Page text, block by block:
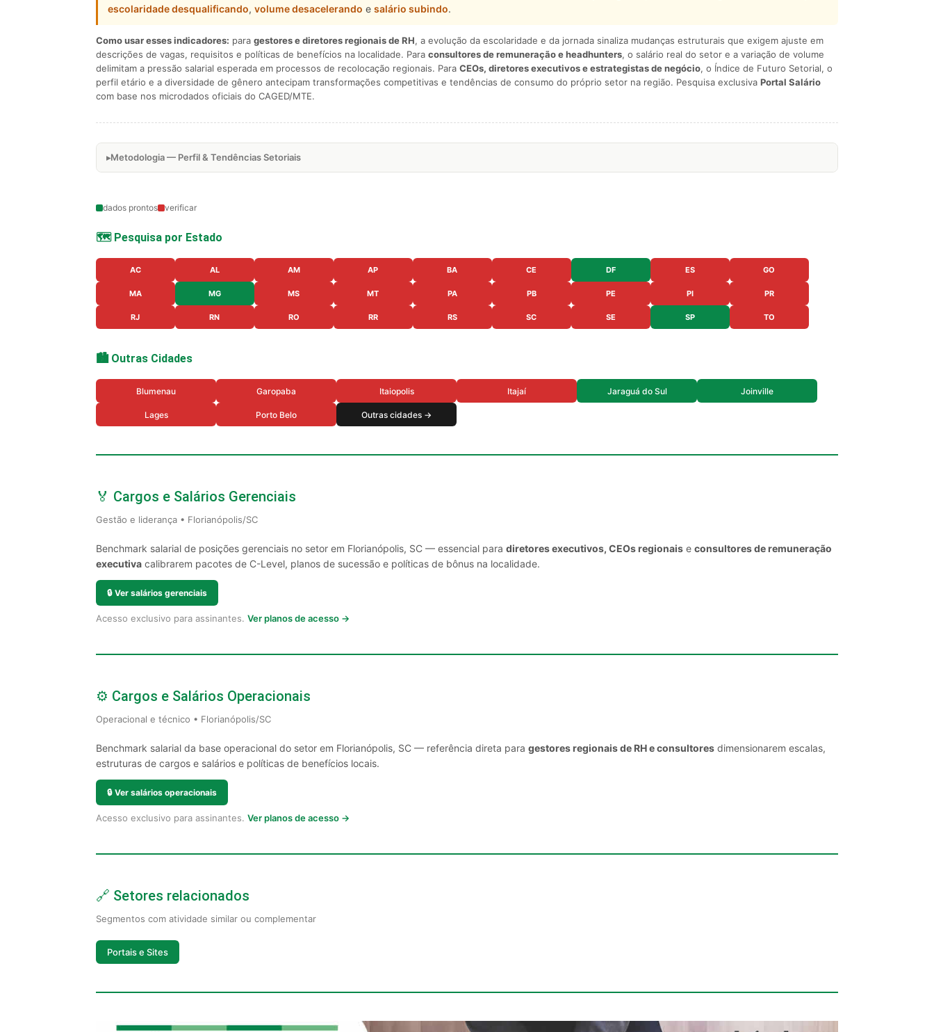
escolaridade desqualificando, volume desacelerando e salário subindo.
Como usar esses indicadores: para gestores e diretores regionais de RH, a evolução da escolaridade e da jornada sinaliza mudanças estruturais que exigem ajuste em
descrições de vagas, requisitos e políticas de benefícios na localidade. Para consultores de remuneração e headhunters, o salário real do setor e a variação de volume
delimitam a pressão salarial esperada em processos de recolocação regionais. Para CEOs, diretores executivos e estrategistas de negócio, o Índice de Futuro Setorial, o
perfil etário e a diversidade de gênero antecipam transformações competitivas e tendências de consumo do próprio setor na região. Pesquisa exclusiva Portal Salário
com base nos microdados oficiais do CAGED/MTE.
Metodologia — Perfil & Tendências Setoriais
dados prontos verificar
🗺️ Pesquisa por Estado
AC AL AM AP BA CE DF ES GO
MA MG MS MT PA PB PE PI PR
RJ RN RO RR RS SC SE SP TO
🏙️ Outras Cidades
Blumenau Garopaba Itaiopolis Itajaí Jaraguá do Sul Joinville
Lages Porto Belo Outras cidades →
🏅 Cargos e Salários Gerenciais
Gestão e liderança • Florianópolis/SC
Benchmark salarial de posições gerenciais no setor em Florianópolis, SC — essencial para diretores executivos, CEOs regionais e consultores de remuneração
executiva calibrarem pacotes de C-Level, planos de sucessão e políticas de bônus na localidade.
🔒 Ver salários gerenciais
Acesso exclusivo para assinantes. Ver planos de acesso →
⚙️ Cargos e Salários Operacionais
Operacional e técnico • Florianópolis/SC
Benchmark salarial da base operacional do setor em Florianópolis, SC — referência direta para gestores regionais de RH e consultores dimensionarem escalas,
estruturas de cargos e salários e políticas de benefícios locais.
🔒 Ver salários operacionais
Acesso exclusivo para assinantes. Ver planos de acesso →
🔗 Setores relacionados
Segmentos com atividade similar ou complementar
Portais e Sites